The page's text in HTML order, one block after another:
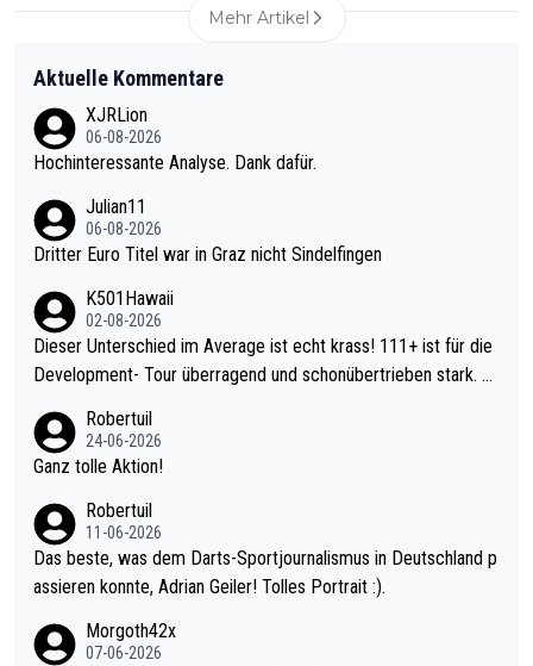
Mehr Artikel
Aktuelle Kommentare
XJRLion
06-08-2026
Hochinteressante Analyse. Dank dafür.
Julian11
06-08-2026
Dritter Euro Titel war in Graz nicht Sindelfingen
K501Hawaii
02-08-2026
Dieser Unterschied im Average ist echt krass! 111+ ist für die
Development- Tour überragend und schonübertrieben stark. U
mal 40+ erst recht. Da gewinnst keinen Blumentopf - ist ja noc
h krasser wie ein Pokalspiel eines Kreisligisten vs einem Bund
Robertuil
24-06-2026
Ganz tolle Aktion!
Robertuil
11-06-2026
Das beste, was dem Darts-Sportjournalismus in Deutschland p
assieren konnte, Adrian Geiler! Tolles Portrait :).
Morgoth42x
07-06-2026